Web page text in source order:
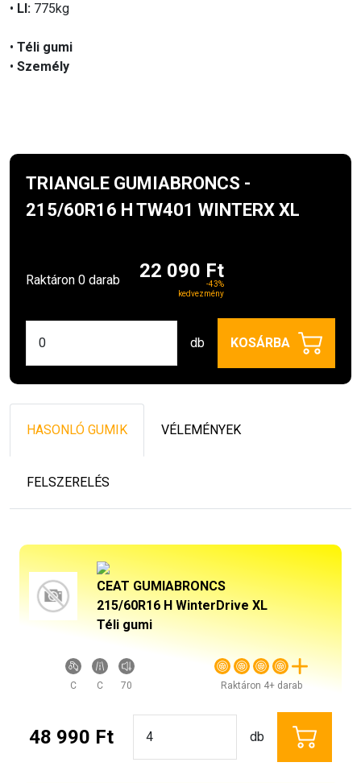
• LI: 775kg
• Téli gumi
• Személy
TRIANGLE GUMIABRONCS -
215/60R16 H TW401 WINTERX XL
Raktáron 0 darab 22 090 Ft
-43%
kedvezmény
db KOSÁRBA
HASONLÓ GUMIK VÉLEMÉNYEK
FELSZERELÉS
CEAT GUMIABRONCS
215/60R16 H WinterDrive XL
Téli gumi
C C 70 Raktáron 4+ darab
48 990 Ft db